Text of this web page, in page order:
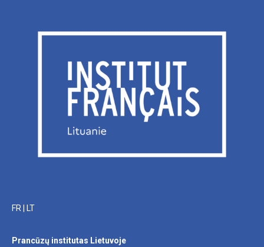
FR LT
Prancūzų institutas Lietuvoje